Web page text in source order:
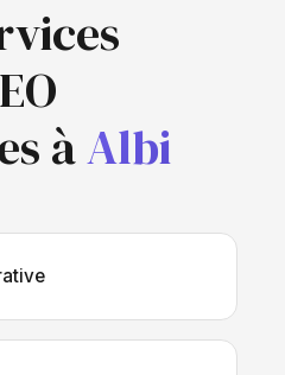
àAlbi